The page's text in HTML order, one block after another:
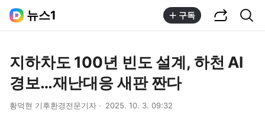
뉴스1 구독
지하차도 100년 빈도 설계, 하천 AI
경보…재난대응 새판 짠다
황덕현 기후환경전문기자 2025. 10. 3. 09:32